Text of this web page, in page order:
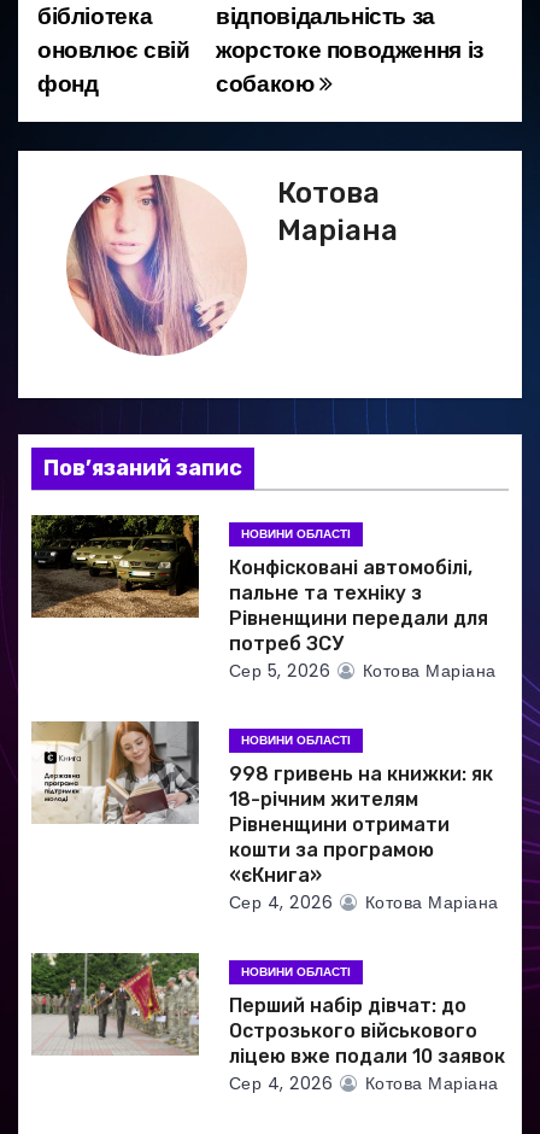
в
і
г
з
а
п
и
с
в
відповідальність за
жорстоке поводження із
собакою
бібліотека
оновлює свій
фонд
Котова
Маріана
Пов’язаний запис
НОВИНИ ОБЛАСТІ
Конфісковані автомобілі,
пальне та техніку з
Рівненщини передали для
потреб ЗСУ
Сер 5, 2026 Котова Маріана
НОВИНИ ОБЛАСТІ
998 гривень на книжки: як
18-річним жителям
Рівненщини отримати
кошти за програмою
«єКнига»
Сер 4, 2026 Котова Маріана
НОВИНИ ОБЛАСТІ
Перший набір дівчат: до
Острозького військового
ліцею вже подали 10 заявок
Сер 4, 2026 Котова Маріана